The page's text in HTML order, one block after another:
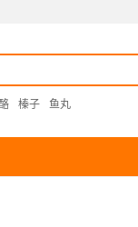
榛子 鱼丸